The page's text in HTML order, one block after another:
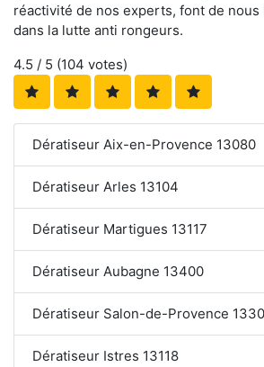
réactivité de nos experts, font de
dans la lutte anti rongeurs.
4.5 / 5 (104 votes)
Dératiseur Aix-en-Provence 13080
Dératiseur Arles 13104
Dératiseur Martigues 13117
Dératiseur Aubagne 13400
Dératiseur Salon-de-Provence
Dératiseur Istres 13118